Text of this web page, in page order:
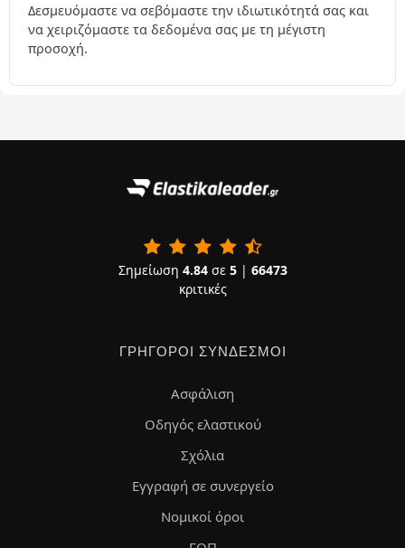
Δεσμευόμαστε να σεβόμαστε την ιδιωτικότητά σας και
να χειριζόμαστε τα δεδομένα σας με τη μέγιστη
προσοχή.
Σημείωση 4.84σε 5| 66473
κριτικές
ΓΡΉΓΟΡΟΙ ΣΎΝΔΕΣΜΟΙ
Ασφάλιση
Οδηγός ελαστικού
Σχόλια
Εγγραφή σε συνεργείο
Νομικοί όροι